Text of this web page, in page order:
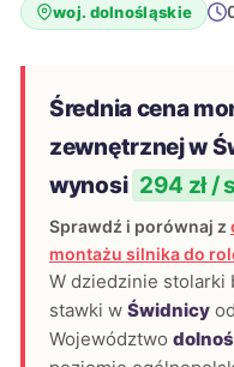
woj. dolnośląskie
Średnia cena
zewnętrznej w
wynosi 294 zł /
Sprawdź i porównaj z
montażu silnika do
W dziedzinie stolarki
stawki w Świdnicy
Województwo